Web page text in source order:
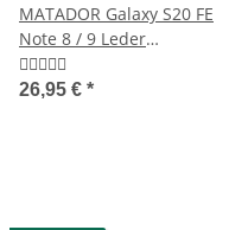
MATADOR Galaxy S20 FE
Note 8 / 9 Leder
Gürteltasche Vertikal Braun
26,95 € *